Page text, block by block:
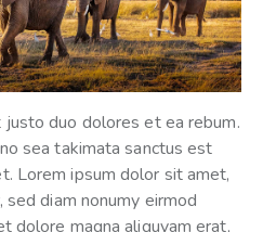
duo dolores et ea rebum.
sea takimata sanctus est
Lorem ipsum dolor sit amet,
diam nonumy eirmod
dolore magna aliquyam erat,